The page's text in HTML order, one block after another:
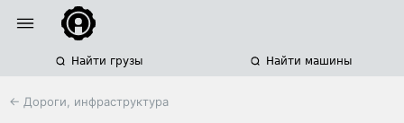
Найти грузы Найти машины
← Дороги, инфраструктура